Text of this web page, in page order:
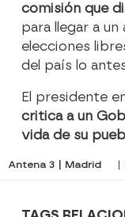
comisión que
para llegar a
elecciones
del país lo
El presidente
critica a un
vida de su
Antena 3 | Madrid